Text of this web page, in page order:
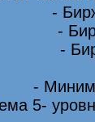
-
-
-
-
5-